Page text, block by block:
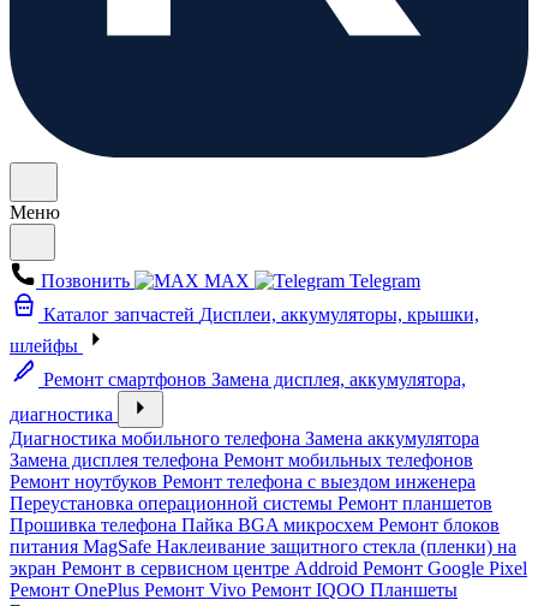
Меню
Позвонить MAX
Telegram
Каталог запчастей Дисплеи, аккумуляторы, крышки,
шлейфы
Ремонт смартфонов Замена дисплея, аккумулятора,
диагностика
Диагностика мобильного телефона Замена аккумулятора
Замена дисплея телефона Ремонт мобильных телефонов
Ремонт ноутбуков Ремонт телефона с выездом инженера
Переустановка операционной системы Ремонт планшетов
Прошивка телефона Пайка BGA микросхем Ремонт блоков
питания MagSafe Наклеивание защитного стекла (пленки) на
экран Ремонт в сервисном центре Addroid Ремонт Google Pixel
Ремонт OnePlus Ремонт Vivo Ремонт IQOO Планшеты